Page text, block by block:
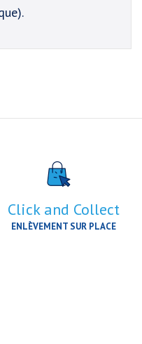
Click and Collect
ENLÈVEMENT SUR PLACE